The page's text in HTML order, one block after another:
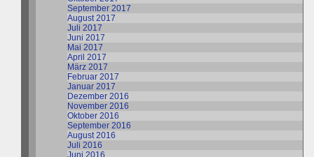
September 2017
August 2017
Juli 2017
Juni 2017
Mai 2017
April 2017
März 2017
Februar 2017
Januar 2017
Dezember 2016
November 2016
Oktober 2016
September 2016
August 2016
Juli 2016
Juni 2016